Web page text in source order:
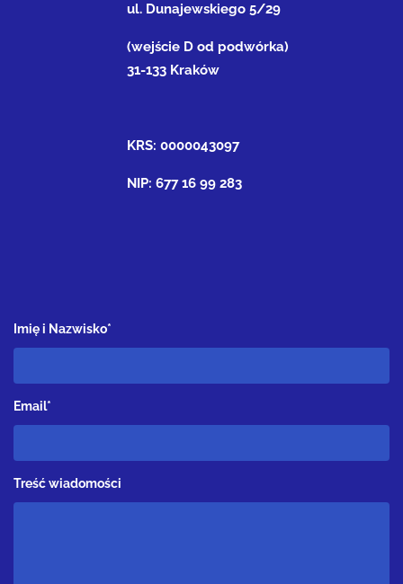
ul. Dunajewskiego 5/29
(wejście D od podwórka)
31-133 Kraków
KRS: 0000043097
NIP: 677 16 99 283
Imię i Nazwisko*
Email*
Treść wiadomości